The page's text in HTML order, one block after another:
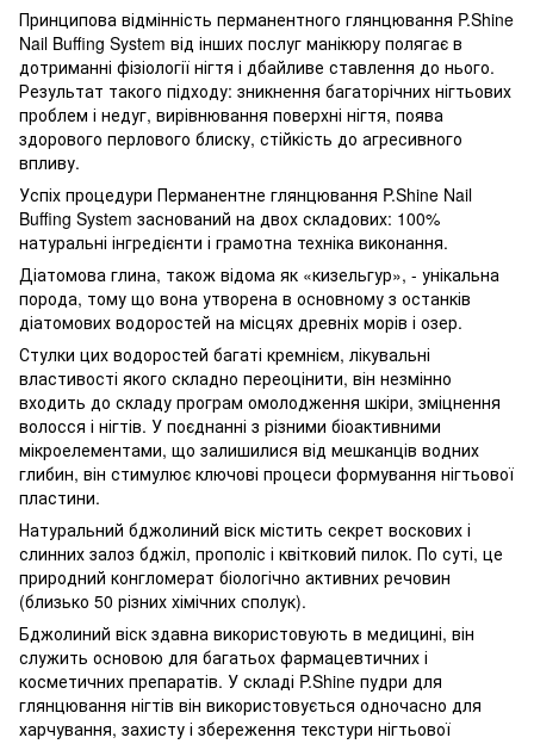
Принципова відмінність перманентного глянцювання P.Shine
Nail Buffing System від інших послуг манікюру полягає в
дотриманні фізіології нігтя і дбайливе ставлення до нього.
Результат такого підходу: зникнення багаторічних нігтьових
проблем і недуг, вирівнювання поверхні нігтя, поява
здорового перлового блиску, стійкість до агресивного
впливу.
Успіх процедури Перманентне глянцювання P.Shine Nail
Buffing System заснований на двох складових: 100%
натуральні інгредієнти і грамотна техніка виконання.
Діатомова глина, також відома як «кизельгур», - унікальна
порода, тому що вона утворена в основному з останків
діатомових водоростей на місцях древніх морів і озер.
Стулки цих водоростей багаті кремнієм, лікувальні
властивості якого складно переоцінити, він незмінно
входить до складу програм омолодження шкіри, зміцнення
волосся і нігтів. У поєднанні з різними біоактивними
мікроелементами, що залишилися від мешканців водних
глибин, він стимулює ключові процеси формування нігтьової
пластини.
Натуральний бджолиний віск містить секрет воскових і
слинних залоз бджіл, прополіс і квітковий пилок. По суті, це
природний конгломерат біологічно активних речовин
(близько 50 різних хімічних сполук).
Бджолиний віск здавна використовують в медицині, він
служить основою для багатьох фармацевтичних і
косметичних препаратів. У складі P.Shine пудри для
глянцювання нігтів він використовується одночасно для
харчування, захисту і збереження текстури нігтьової